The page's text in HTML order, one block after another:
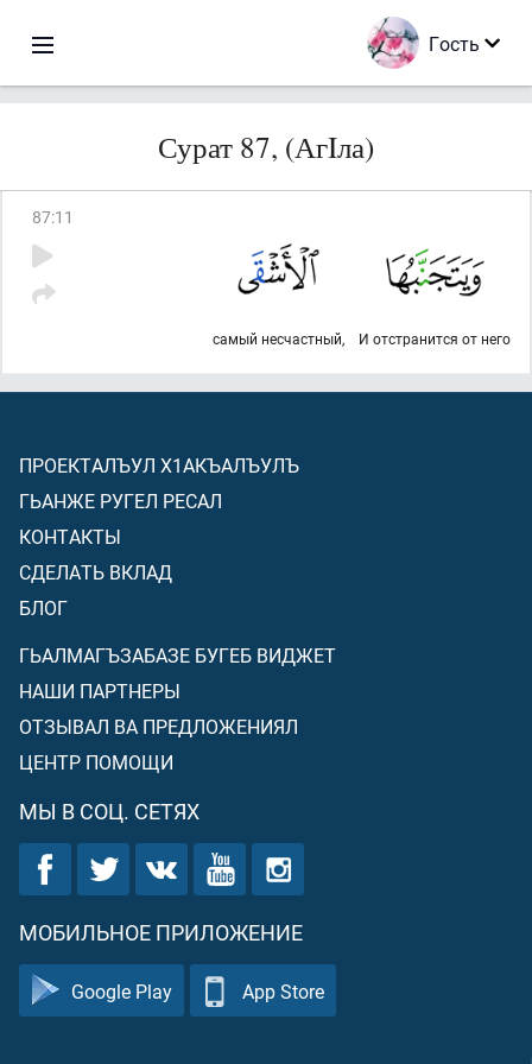
Гость
Сурат 87, (АгIла)
87:11
И отстранится от него
самый несчастный,
ПРОЕКТАЛЪУЛ Х1АКЪАЛЪУЛЪ
ГЬАНЖЕ РУГЕЛ РЕСАЛ
КОНТАКТЫ
СДЕЛАТЬ ВКЛАД
БЛОГ
ГЬАЛМАГЪЗАБАЗЕ БУГЕБ ВИДЖЕТ
НАШИ ПАРТНЕРЫ
ОТЗЫВАЛ ВА ПРЕДЛОЖЕНИЯЛ
ЦЕНТР ПОМОЩИ
МЫ В СОЦ. СЕТЯХ
МОБИЛЬНОЕ ПРИЛОЖЕНИЕ
Google Play App Store